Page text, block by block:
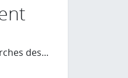
des...